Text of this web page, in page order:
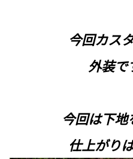
今回カス
外装で
今回は下地
仕上がり